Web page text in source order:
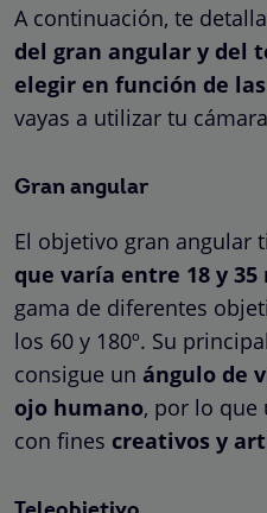
A continuación, te
del gran angular y del
elegir en función de
vayas a utilizar tu
Gran angular
El objetivo gran angular
que varía entre 18 y 35
gama de diferentes
los 60 y 180º. Su
consigue un ángulo de
ojo humano, por lo que
con fines creativos y